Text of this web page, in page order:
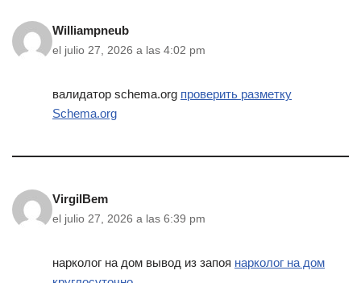
Williampneub
el julio 27, 2026 a las 4:02 pm
валидатор schema.org проверить разметку
Schema.org
VirgilBem
el julio 27, 2026 a las 6:39 pm
нарколог на дом вывод из запоя нарколог на дом